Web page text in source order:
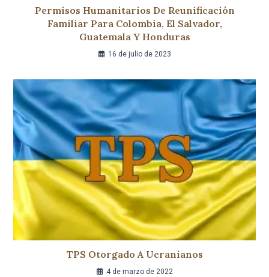
Permisos Humanitarios De Reunificación
Familiar Para Colombia, El Salvador,
Guatemala Y Honduras
16 de julio de 2023
TPS Otorgado A Ucranianos
4 de marzo de 2022